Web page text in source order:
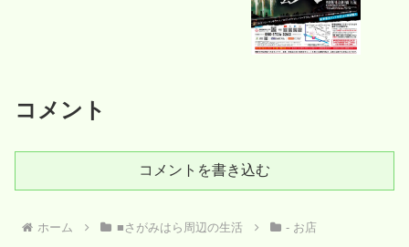
コメント
コメントを書き込む
ホーム ■さがみはら周辺の生活 - お店